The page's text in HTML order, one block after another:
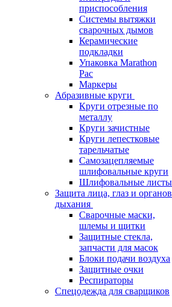
приспособления
Системы вытяжки
сварочных дымов
Керамические
подкладки
Упаковка Marathon
Pac
Маркеры
Абразивные круги
Круги отрезные по
металлу
Круги зачистные
Круги лепестковые
тарельчатые
Самозацепляемые
шлифовальные круги
Шлифовальные листы
Защита лица, глаз и органов
дыхания
Сварочные маски,
шлемы и щитки
Защитные стекла,
запчасти для масок
Блоки подачи воздуха
Защитные очки
Респираторы
Спецодежда для сварщиков